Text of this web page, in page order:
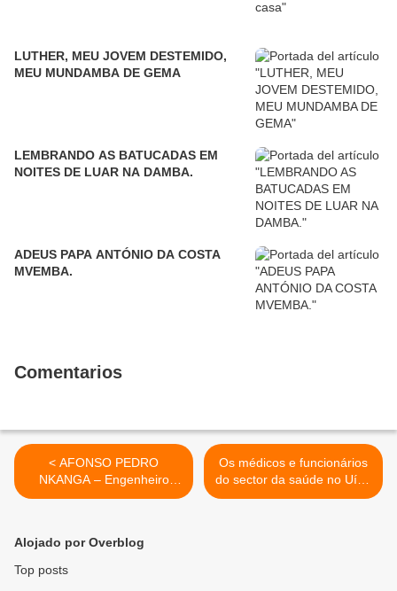
LUTHER, MEU JOVEM DESTEMIDO,
MEU MUNDAMBA DE GEMA
LEMBRANDO AS BATUCADAS EM
NOITES DE LUAR NA DAMBA.
ADEUS PAPA ANTÓNIO DA COSTA
MVEMBA.
Comentarios
< AFONSO PEDRO
NKANGA – Engenheiro
Agrónomo
Os médicos e funcionários
do sector da saúde no Uíge
sem salário há um ano >
Alojado por Overblog
Top posts